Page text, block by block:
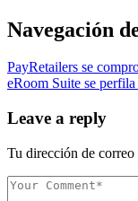
Navegación
PayRetailers se
eRoom Suite se
Leave a reply
Tu dirección de